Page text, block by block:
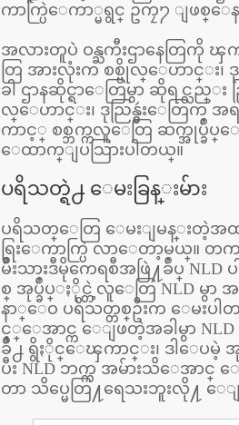
ကာက္ပြဲေကာ္မရွင္ ဥကၠ႒ ျဖစ္ေ
အလားတူပဲ ဝန္ႀကီးဌာနေတြကို
တြ အားလုံးက စစ္ဗိုလ္ေဟာင္း၊
ခါ ဌာနဆိုင္ရာေတြမွာ ဆိုရင္လည္း
လ္ေဟာင္း၊ ဒုညြန္မွဴးေတြက အ
ကာင့္ စစ္ဘက္ကလူေတြ ဆက္အုပ္ခ်ဳ
ေထာက္ျပသြားပါတယ္။
ပရိသတ္ရဲ႕ ေမးခြန္းမ်ား
ပရိသတ္ေတြ ေမးျမန္းတဲ့အ
ရြးေကာက္ပြဲ လာေတာ့မယ္။ တ
မ်ဳိးသားဒီမိုကေရစီအဖြဲ႔ခ်ဳပ္ NLD
စ္ အုပ္ခ်ဳပ္ႏိုင္တဲ့လူေတြ NLD မွာ
နာ္ေဝ ပရိသတ္တစ္ဦးက ေမးပါတ
င့္ေအာင္က ေျဖတဲ့အခါမွာ
ခ်ဳိ႕ ရွိႏိုင္ေၾကာင္း၊ ဒါေပမဲ့ အုပ္
ပီး NLD ဘက္က အမ်ားသိေအာင္
တာ သိပ္မေတြ႔ရေသးဘူးလို႔ ေ